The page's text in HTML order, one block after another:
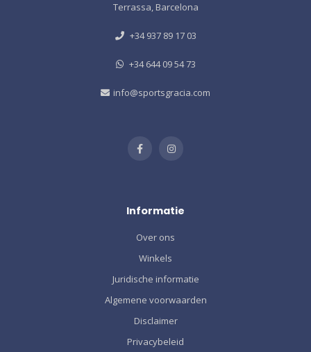
Terrassa, Barcelona
+34 937 89 17 03
+34 644 09 54 73
info@sportsgracia.com
Informatie
Over ons
Winkels
Juridische informatie
Algemene voorwaarden
Disclaimer
Privacybeleid